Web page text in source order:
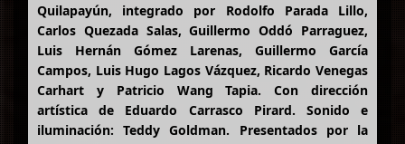
Quilapayún, integrado por Rodolfo Parada Lillo,
Carlos Quezada Salas, Guillermo Oddó Parraguez,
Luis Hernán Gómez Larenas, Guillermo García
Campos, Luis Hugo Lagos Vázquez, Ricardo Venegas
Carhart y Patricio Wang Tapia. Con dirección
artística de Eduardo Carrasco Pirard. Sonido e
iluminación: Teddy Goldman. Presentados por la